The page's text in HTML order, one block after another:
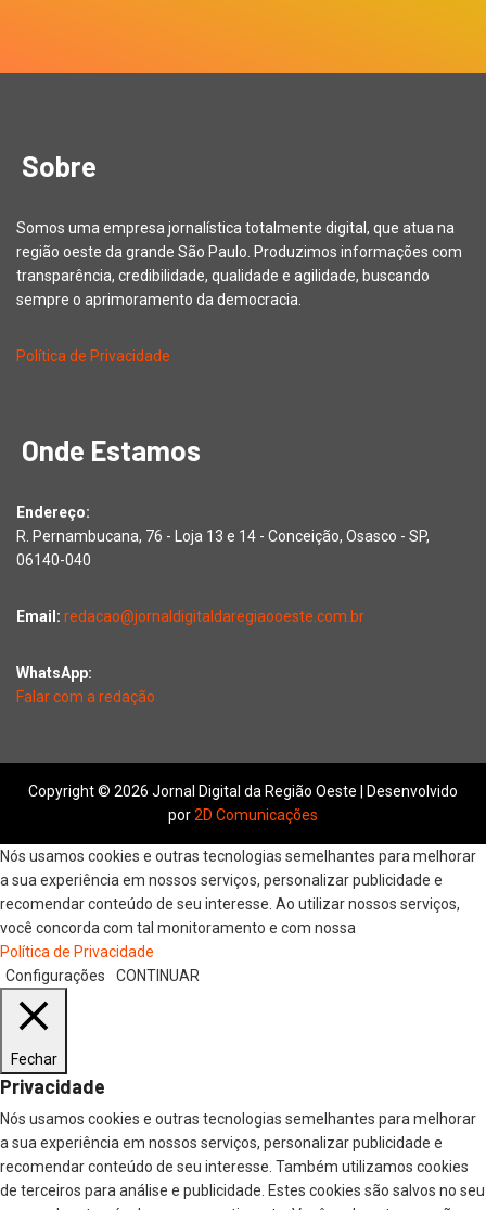
Sobre
Somos uma empresa jornalística totalmente digital, que atua na
região oeste da grande São Paulo. Produzimos informações com
transparência, credibilidade, qualidade e agilidade, buscando
sempre o aprimoramento da democracia.
Política de Privacidade
Onde Estamos
Endereço:
R. Pernambucana, 76 - Loja 13 e 14 - Conceição, Osasco - SP,
06140-040
Email: redacao@jornaldigitaldaregiaooeste.com.br
WhatsApp:
Falar com a redação
Copyright © 2026 Jornal Digital da Região Oeste | Desenvolvido
por2D Comunicações
Nós usamos cookies e outras tecnologias semelhantes para melhorar
a sua experiência em nossos serviços, personalizar publicidade e
recomendar conteúdo de seu interesse. Ao utilizar nossos serviços,
você concorda com tal monitoramento e com nossa
Política de Privacidade
Configurações
CONTINUAR
Fechar
Privacidade
Nós usamos cookies e outras tecnologias semelhantes para melhorar
a sua experiência em nossos serviços, personalizar publicidade e
recomendar conteúdo de seu interesse. Também utilizamos cookies
de terceiros para análise e publicidade. Estes cookies são salvos no seu